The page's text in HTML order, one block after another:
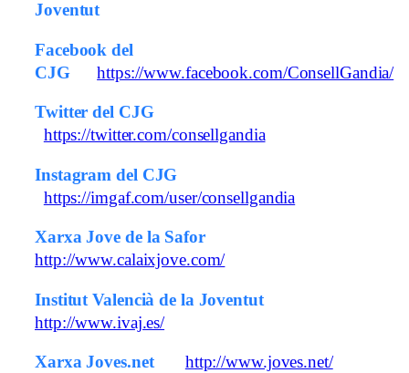
Joventut
Facebook del
CJGhttps://www.facebook.com/ConsellGandia/
Twitter del CJG
https://twitter.com/consellgandia
Instagram del CJG
https://imgaf.com/user/consellgandia
Xarxa Jove de la Safor
http://www.calaixjove.com/
Institut Valencià de la Joventut
http://www.ivaj.es/
Xarxa Joves.net http://www.joves.net/